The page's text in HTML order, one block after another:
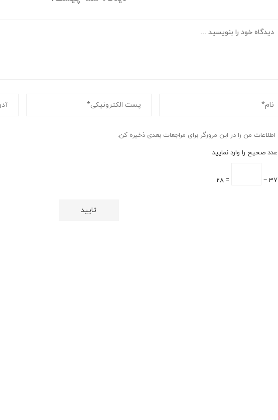
اطلاعات من را در این مرورگر برای مراجعات بعدی ذخیره کن.
عدد صحیح را وارد نمایید
37 −
= 28